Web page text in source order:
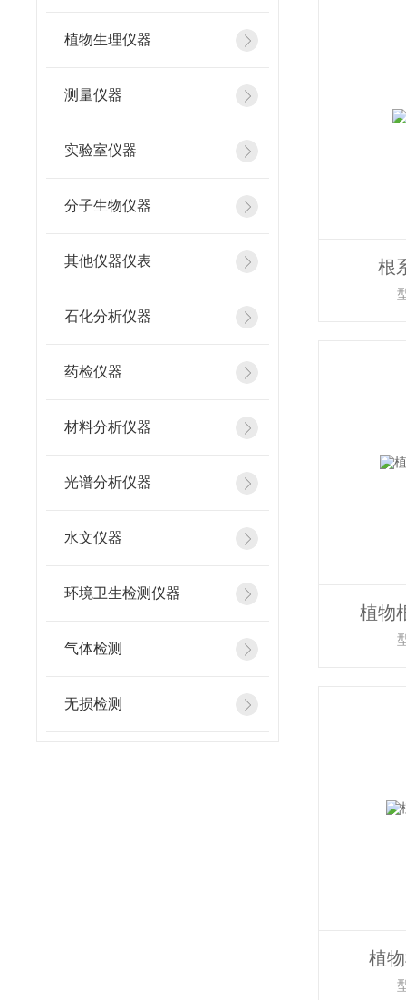
植物生理仪器
测量仪器
实验室仪器
分子生物仪器
其他仪器仪表
石化分析仪器
药检仪器
材料分析仪器
光谱分析仪器
水文仪器
环境卫生检测仪器
气体检测
无损检测
根
植物
植